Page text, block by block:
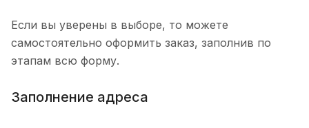
Если вы уверены в выборе, то можете
самостоятельно оформить заказ, заполнив по
этапам всю форму.
Заполнение адреса